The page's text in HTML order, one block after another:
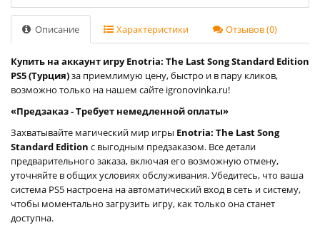
Описание Характеристики Отзывов (0)
Купить на аккаунт игру Enotria: The Last Song Standard Edition
PS5 (Турция)за приемлимую цену, быстро и в пару кликов,
возможно только на нашем сайте igronovinka.ru!
«Предзаказ - Требует немедленной оплаты»
Захватывайте магический мир игры Enotria: The Last Song
Standard Edition с выгодным предзаказом. Все детали
предварительного заказа, включая его возможную отмену,
уточняйте в общих условиях обслуживания. Убедитесь, что ваша
система PS5 настроена на автоматический вход в сеть и систему,
чтобы моментально загрузить игру, как только она станет
доступна.